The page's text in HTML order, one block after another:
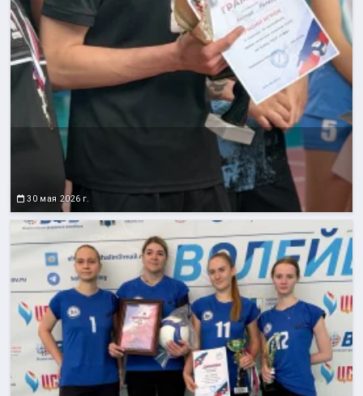
30 мая 2026 г.